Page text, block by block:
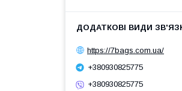
https://7bags.com.ua/
+380930825775
+380930825775